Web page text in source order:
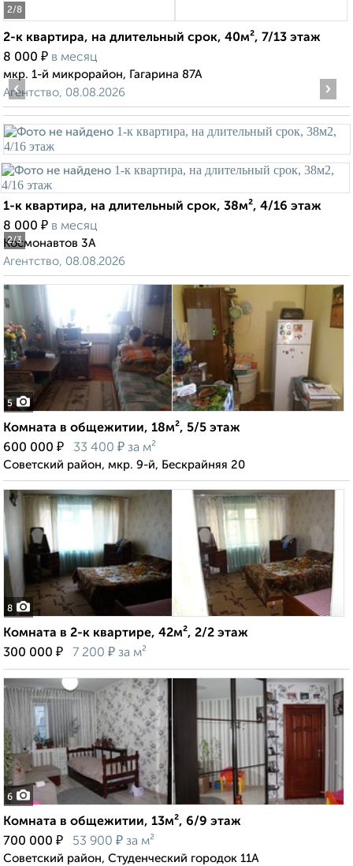
2/8
2-к квартира, на длительный срок, 40м², 7/13 этаж
8 000 ₽ в месяц
мкр. 1-й микрорайон, Гагарина 87А
Агентство, 08.08.2026
2/3
‹ ›
1-к квартира, на длительный срок, 38м², 4/16 этаж
8 000 ₽ в месяц
Космонавтов 3А
Агентство, 08.08.2026
5
Комната в общежитии, 18м², 5/5 этаж
600 000 ₽ 33 400 ₽ за м²
Советский район, мкр. 9-й, Бескрайняя 20
8
Комната в 2-к квартире, 42м², 2/2 этаж
300 000 ₽ 7 200 ₽ за м²
6
Комната в общежитии, 13м², 6/9 этаж
700 000 ₽ 53 900 ₽ за м²
Советский район, Студенческий городок 11А